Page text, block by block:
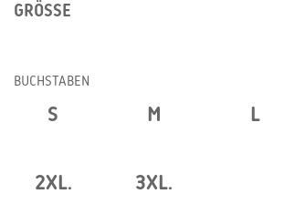
GRÖSSE
BUCHSTABEN
S M L
2XL. 3XL.